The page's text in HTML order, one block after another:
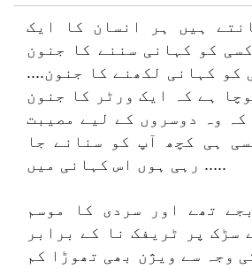
ہیں ہر انسان کا ایک
کو کہانی سننے کا جنون
کو کہانی لکھنے کا جنون....
ہے کہ ایک ورٹر کا جنون
کہ وہ دوسروں کے لیے مصیبت
ہی کچھ آپ کو سنانے جا
رہی ہوں اس کہانی میں .....
کے 11:00 بجے تھے اور سردی کا موسم
سڑک پر ٹریفک نا کے برابر
وجہ سے ویژن بھی تھوڑا کم